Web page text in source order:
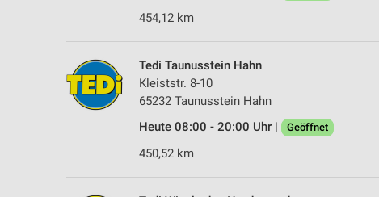
454,12 km
Tedi Taunusstein Hahn
Kleiststr. 8-10
65232 Taunusstein Hahn
Heute 08:00 - 20:00 Uhr |
Geöffnet
450,52 km